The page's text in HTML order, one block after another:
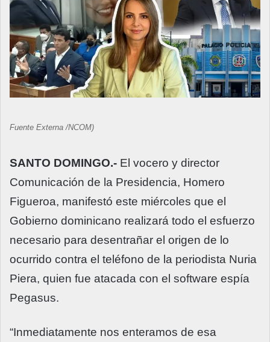
Fuente Externa /NCOM)
SANTO DOMINGO.- El vocero y director
Comunicación de la Presidencia, Homero
Figueroa, manifestó este miércoles que el
Gobierno dominicano realizará todo el esfuerzo
necesario para desentrañar el origen de lo
ocurrido contra el teléfono de la periodista Nuria
Piera, quien fue atacada con el software espía
Pegasus.
“Inmediatamente nos enteramos de esa